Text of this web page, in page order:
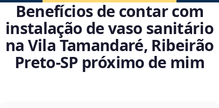
Benefícios de contar com
instalação de vaso sanitário
na Vila Tamandaré, Ribeirão
Preto‑SP próximo de mim